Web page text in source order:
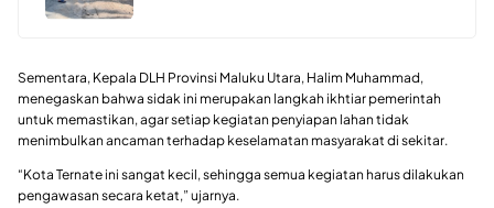
Sementara, Kepala DLH Provinsi Maluku Utara, Halim Muhammad,
menegaskan bahwa sidak ini merupakan langkah ikhtiar pemerintah
untuk memastikan, agar setiap kegiatan penyiapan lahan tidak
menimbulkan ancaman terhadap keselamatan masyarakat di sekitar.
“Kota Ternate ini sangat kecil, sehingga semua kegiatan harus dilakukan
pengawasan secara ketat,” ujarnya.